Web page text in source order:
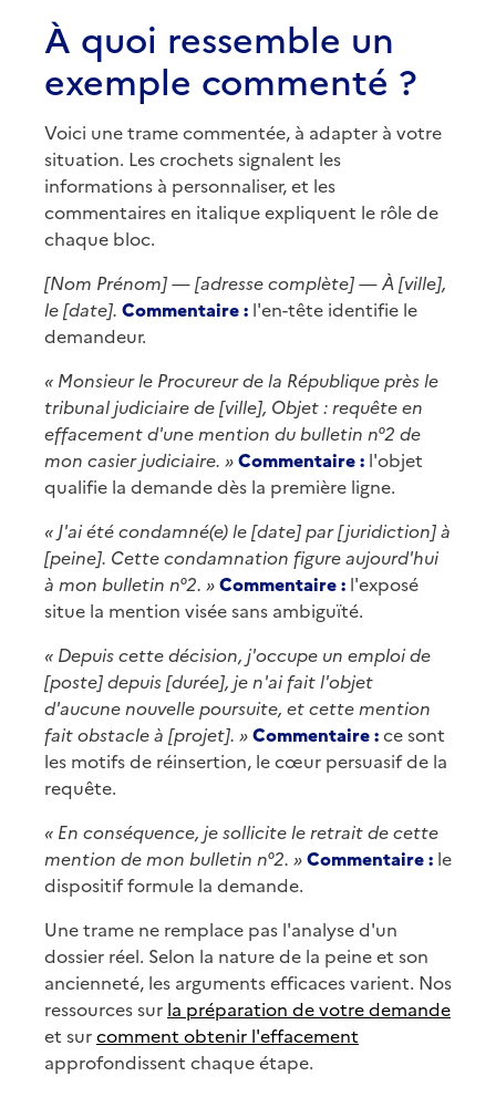
À quoi ressemble un
exemple commenté ?
Voici une trame commentée, à adapter à votre
situation. Les crochets signalent les
informations à personnaliser, et les
commentaires en italique expliquent le rôle de
chaque bloc.
[Nom Prénom] — [adresse complète] — À [ville],
le [date]. Commentaire : l'en-tête identifie le
demandeur.
« Monsieur le Procureur de la République près le
tribunal judiciaire de [ville], Objet : requête en
effacement d'une mention du bulletin n°2 de
mon casier judiciaire. »Commentaire : l'objet
qualifie la demande dès la première ligne.
« J'ai été condamné(e) le [date] par [juridiction] à
[peine]. Cette condamnation figure aujourd'hui
à mon bulletin n°2. »Commentaire : l'exposé
situe la mention visée sans ambiguïté.
« Depuis cette décision, j'occupe un emploi de
[poste] depuis [durée], je n'ai fait l'objet
d'aucune nouvelle poursuite, et cette mention
fait obstacle à [projet]. »Commentaire :ce sont
les motifs de réinsertion, le cœur persuasif de la
requête.
« En conséquence, je sollicite le retrait de cette
mention de mon bulletin n°2. »Commentaire : le
dispositif formule la demande.
Une trame ne remplace pas l'analyse d'un
dossier réel. Selon la nature de la peine et son
ancienneté, les arguments efficaces varient. Nos
ressources sur la préparation de votre demande
et surcomment obtenir l'effacement
approfondissent chaque étape.